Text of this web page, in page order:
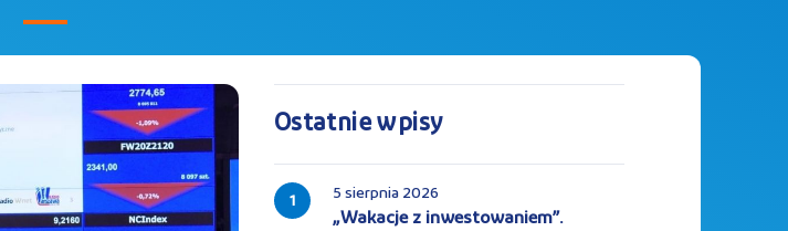
Ostatnie wpisy
1 5 sierpnia 2026
„Wakacje z inwestowaniem”.